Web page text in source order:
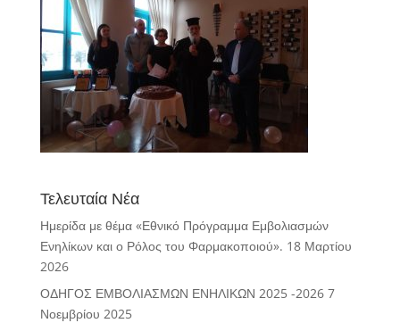
Τελευταία Νέα
Ημερίδα με θέμα «Εθνικό Πρόγραμμα Εμβολιασμών
Ενηλίκων και ο Ρόλος του Φαρμακοποιού». 18 Μαρτίου
2026
ΟΔΗΓΟΣ ΕΜΒΟΛΙΑΣΜΩΝ ΕΝΗΛΙΚΩΝ 2025 -2026 7
Νοεμβρίου 2025